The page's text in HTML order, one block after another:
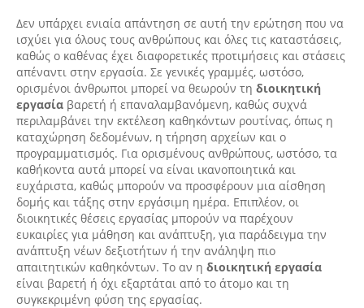
Δεν υπάρχει ενιαία απάντηση σε αυτή την ερώτηση που να
ισχύει για όλους τους ανθρώπους και όλες τις καταστάσεις,
καθώς ο καθένας έχει διαφορετικές προτιμήσεις και στάσεις
απέναντι στην εργασία. Σε γενικές γραμμές, ωστόσο,
ορισμένοι άνθρωποι μπορεί να θεωρούν τη διοικητική
εργασία βαρετή ή επαναλαμβανόμενη, καθώς συχνά
περιλαμβάνει την εκτέλεση καθηκόντων ρουτίνας, όπως η
καταχώρηση δεδομένων, η τήρηση αρχείων και ο
προγραμματισμός. Για ορισμένους ανθρώπους, ωστόσο, τα
καθήκοντα αυτά μπορεί να είναι ικανοποιητικά και
ευχάριστα, καθώς μπορούν να προσφέρουν μια αίσθηση
δομής και τάξης στην εργάσιμη ημέρα. Επιπλέον, οι
διοικητικές θέσεις εργασίας μπορούν να παρέχουν
ευκαιρίες για μάθηση και ανάπτυξη, για παράδειγμα την
ανάπτυξη νέων δεξιοτήτων ή την ανάληψη πιο
απαιτητικών καθηκόντων. Το αν η διοικητική εργασία
είναι βαρετή ή όχι εξαρτάται από το άτομο και τη
συγκεκριμένη φύση της εργασίας.